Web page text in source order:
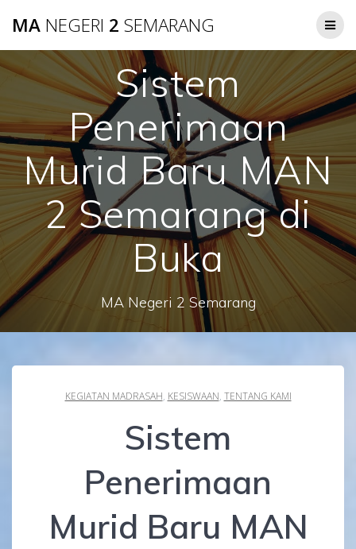
to
MA NEGERI 2 SEMARANG
Sistem
Penerimaan
Murid Baru MAN
2 Semarang di
Buka
MA Negeri 2 Semarang
KEGIATAN MADRASAH, KESISWAAN, TENTANG KAMI
Sistem
Penerimaan
Murid Baru MAN